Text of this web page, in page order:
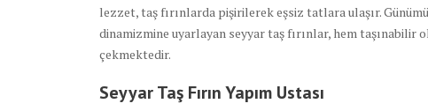
lezzet, taş fırınlarda pişirilerek eşsiz tatlara ulaşır.
dinamizmine uyarlayan seyyar taş fırınlar, hem
çekmektedir.
Seyyar Taş Fırın Yapım Ustası